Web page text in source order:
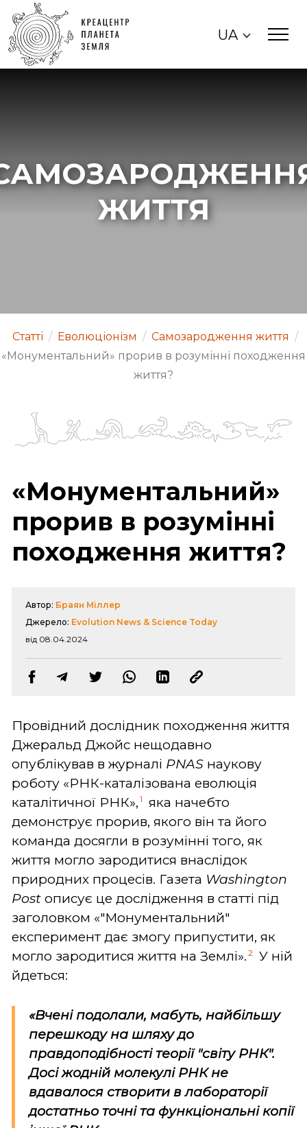
UA
ЖИТТЯ
Статті / Еволюціонізм / Самозародження життя /
«Монументальний» прорив в розумінні походження
життя?
«Монументальний»
прорив в розумінні
походження життя?
Автор: Браян Міллер
Джерело: Evolution News & Science Today
від 08.04.2024
Провідний дослідник походження життя
Джеральд Джойс нещодавно
опублікував в журналі PNAS наукову
роботу «РНК-каталізована еволюція
каталітичної РНК», 1
яка начебто
демонструє прорив, якого він та його
команда досягли в розумінні того, як
життя могло зародитися внаслідок
природних процесів. Газета Washington
Post описує це дослідження в статті під
заголовком «"Монументальний"
експеримент дає змогу припустити, як
могло зародитися життя на Землі». 2
У ній
йдеться:
«Вчені подолали, мабуть, найбільшу
перешкоду на шляху до
правдоподібності теорії "світу РНК".
Досі жодній молекулі РНК не
вдавалося створити в лабораторії
достатньо точні та функціональні копії